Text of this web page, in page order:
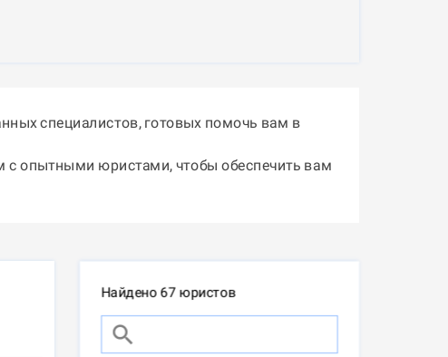
специалистов, готовых помочь вам в
с опытными юристами, чтобы обеспечить вам
Найдено 67 юристов